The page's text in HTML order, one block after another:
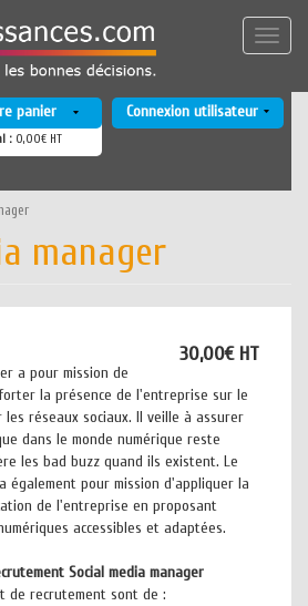
Toggle
panier
: 0,00€ HT
Connexion utilisateur
manager
30,00€ HT
a pour mission de
la présence de l'entreprise sur le
réseaux sociaux. Il veille à assurer
dans le monde numérique reste
les bad buzz quand ils existent. Le
également pour mission d'appliquer la
de l'entreprise en proposant
accessibles et adaptées.
Social media manager
de recrutement sont de :